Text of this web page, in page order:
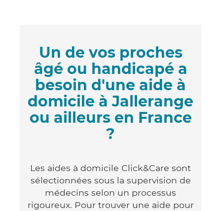
Un de vos proches
âgé ou handicapé a
besoin d'une aide à
domicile à Jallerange
ou ailleurs en France
?
Les aides à domicile Click&Care sont
sélectionnées sous la supervision de
médecins selon un processus
rigoureux. Pour trouver une aide pour